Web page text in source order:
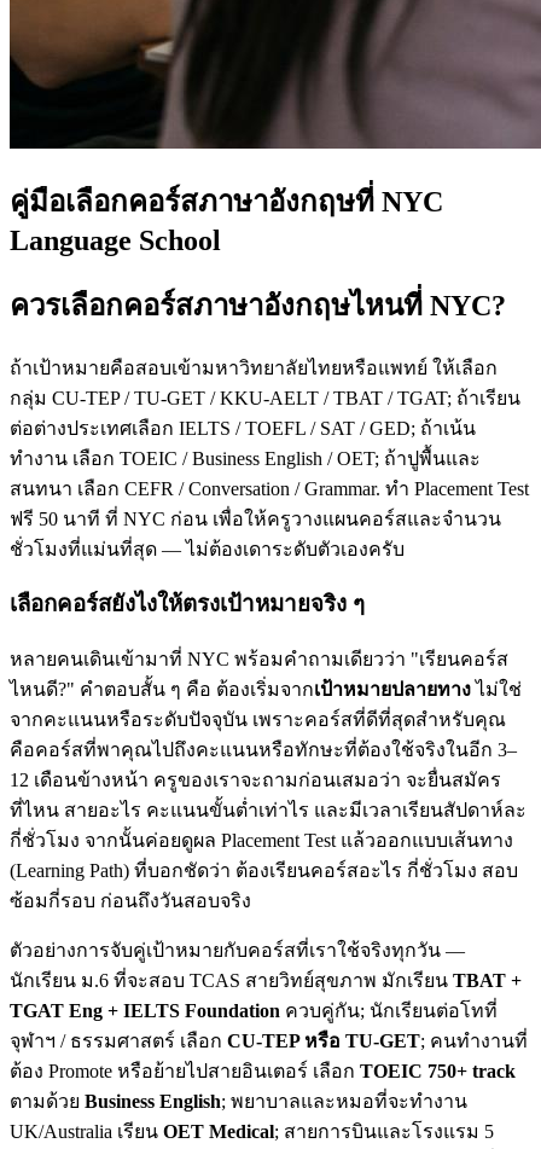
คู่มือเลือกคอร์สภาษาอังกฤษที่ NYC
Language School
ควรเลือกคอร์สภาษาอังกฤษไหนที่ NYC?
ถ้าเป้าหมายคือสอบเข้ามหาวิทยาลัยไทยหรือแพทย์ ให้เลือก
กลุ่ม CU-TEP / TU-GET / KKU-AELT / TBAT / TGAT; ถ้าเรียน
ต่อต่างประเทศเลือก IELTS / TOEFL / SAT / GED; ถ้าเน้น
ทำงาน เลือก TOEIC / Business English / OET; ถ้าปูพื้นและ
สนทนา เลือก CEFR / Conversation / Grammar. ทำ Placement Test
ฟรี 50 นาที ที่ NYC ก่อน เพื่อให้ครูวางแผนคอร์สและจำนวน
ชั่วโมงที่แม่นที่สุด — ไม่ต้องเดาระดับตัวเองครับ
เลือกคอร์สยังไงให้ตรงเป้าหมายจริง ๆ
หลายคนเดินเข้ามาที่ NYC พร้อมคำถามเดียวว่า "เรียนคอร์ส
ไหนดี?" คำตอบสั้น ๆ คือ ต้องเริ่มจากเป้าหมายปลายทางไม่ใช่
จากคะแนนหรือระดับปัจจุบัน เพราะคอร์สที่ดีที่สุดสำหรับคุณ
คือคอร์สที่พาคุณไปถึงคะแนนหรือทักษะที่ต้องใช้จริงในอีก 3–
12 เดือนข้างหน้า ครูของเราจะถามก่อนเสมอว่า จะยื่นสมัคร
ที่ไหน สายอะไร คะแนนขั้นต่ำเท่าไร และมีเวลาเรียนสัปดาห์ละ
กี่ชั่วโมง จากนั้นค่อยดูผล Placement Test แล้วออกแบบเส้นทาง
(Learning Path) ที่บอกชัดว่า ต้องเรียนคอร์สอะไร กี่ชั่วโมง สอบ
ซ้อมกี่รอบ ก่อนถึงวันสอบจริง
ตัวอย่างการจับคู่เป้าหมายกับคอร์สที่เราใช้จริงทุกวัน —
นักเรียน ม.6 ที่จะสอบ TCAS สายวิทย์สุขภาพ มักเรียน TBAT +
TGAT Eng + IELTS Foundation ควบคู่กัน; นักเรียนต่อโทที่
จุฬาฯ / ธรรมศาสตร์ เลือก CU-TEP หรือ TU-GET; คนทำงานที่
ต้อง Promote หรือย้ายไปสายอินเตอร์ เลือก TOEIC 750+ track
ตามด้วย Business English; พยาบาลและหมอที่จะทำงาน
UK/Australia เรียน OET Medical; สายการบินและโรงแรม 5